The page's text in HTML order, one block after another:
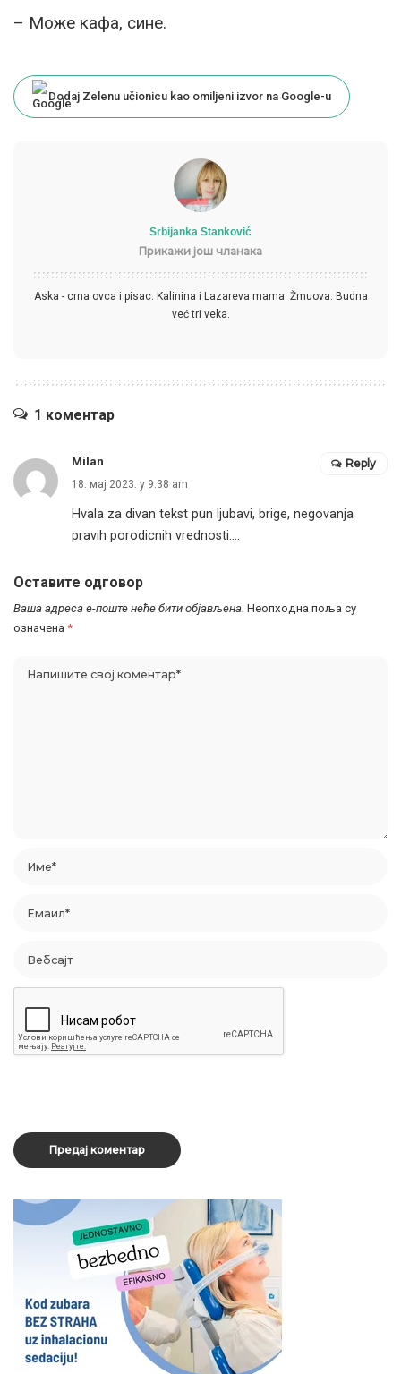
– Може кафа, сине.
Dodaj Zelenu učionicu kao omiljeni izvor na Google-u
Srbijanka Stanković
Прикажи још чланака
Aska - crna ovca i pisac. Kalinina i Lazareva mama. Žmuova. Budna
već tri veka.
1 коментар
Milan
18. мај 2023. у 9:38 am
Hvala za divan tekst pun ljubavi, brige, negovanja
pravih porodicnih vrednosti….
Reply
Оставите одговор
Ваша адреса е-поште неће бити објављена. Неопходна поља су
означена *